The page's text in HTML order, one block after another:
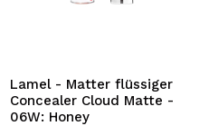
Lamel - Matter flüssiger
Concealer Cloud Matte -
06W: Honey